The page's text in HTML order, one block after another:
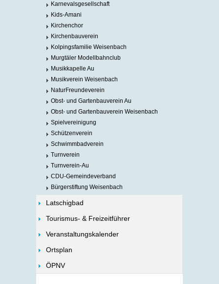
Karnevalsgesellschaft
Kids-Amani
Kirchenchor
Kirchenbauverein
Kolpingsfamilie Weisenbach
Murgtäler Modellbahnclub
Musikkapelle Au
Musikverein Weisenbach
NaturFreundeverein
Obst- und Gartenbauverein Au
Obst- und Gartenbauverein Weisenbach
Spielvereinigung
Schützenverein
Schwimmbadverein
Turnverein
Turnverein-Au
CDU-Gemeindeverband
Bürgerstiftung Weisenbach
Latschigbad
Tourismus- & Freizeitführer
Veranstaltungskalender
Ortsplan
ÖPNV